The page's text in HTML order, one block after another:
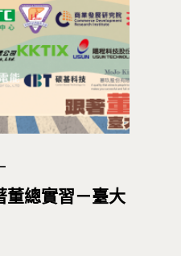
董總實習－臺大